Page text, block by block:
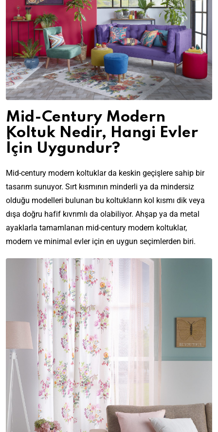
Mid-Century Modern
Koltuk Nedir, Hangi Evler
İçin Uygundur?
Mid-century modern koltuklar da keskin geçişlere sahip bir
tasarım sunuyor. Sırt kısmının minderli ya da mindersiz
olduğu modelleri bulunan bu koltukların kol kısmı dik veya
dışa doğru hafif kıvrımlı da olabiliyor. Ahşap ya da metal
ayaklarla tamamlanan mid-century modern koltuklar,
modern ve minimal evler için en uygun seçimlerden biri.